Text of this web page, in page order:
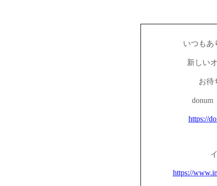
いつもあ
新しい
お待
donum
https://
https://